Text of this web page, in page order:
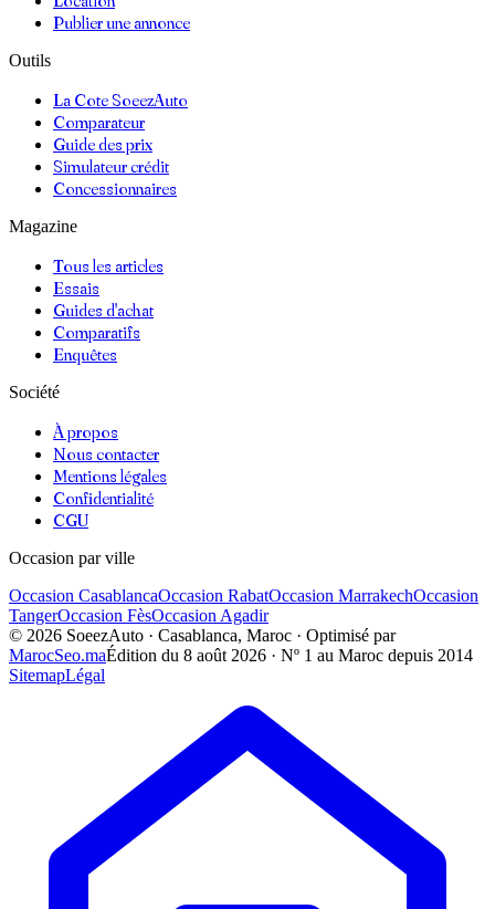
Publier une annonce
Outils
La Cote SoeezAuto
Comparateur
Guide des prix
Simulateur crédit
Concessionnaires
Magazine
Tous les articles
Essais
Guides d'achat
Comparatifs
Enquêtes
Société
À propos
Nous contacter
Mentions légales
Confidentialité
CGU
Occasion par ville
Occasion CasablancaOccasion RabatOccasion MarrakechOccasion
TangerOccasion FèsOccasion Agadir
© 2026 SoeezAuto · Casablanca, Maroc · Optimisé par
MarocSeo.maÉdition du 8 août 2026 · Nº 1 au Maroc depuis 2014
SitemapLégal